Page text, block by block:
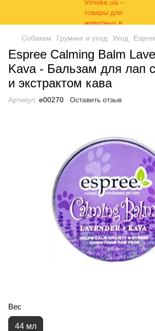
Собакам Груминг и уход Уход
Espree Calming Balm
Kava - Бальзам для лап
и экстрактом кава
Артикул: e00270 Оставить отзыв
Вес
44 мл